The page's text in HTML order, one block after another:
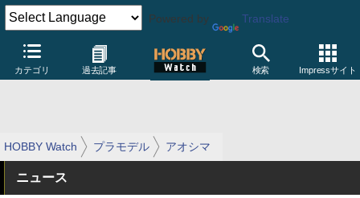
Powered by Translate
カテゴリ 過去記事 検索 Impressサイト
HOBBY Watch プラモデル アオシマ
ニュース